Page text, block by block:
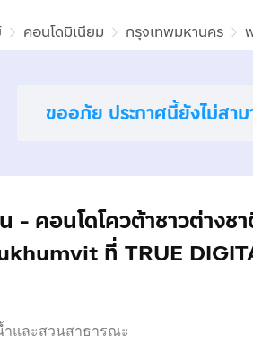
คอนโดมิเนียม กรุงเทพมหานคร
ขออภัย ประกาศนี้ยังไม่สาม
- คอนโดโควต้าชาวต่างช
ที่ TRUE
ำและสวนสาธารณะ